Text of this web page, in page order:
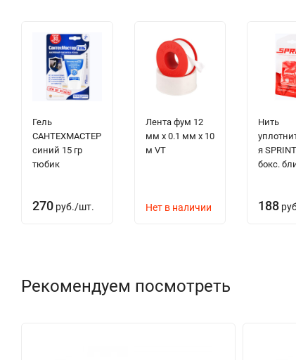
Гель
САНТЕХМАСТЕР
синий 15 гр
тюбик
270 руб./шт.
Лента фум 12
мм х 0.1 мм х 10
м VT
Нет в наличии
Нить
я
бокс.
188
Рекомендуем посмотреть